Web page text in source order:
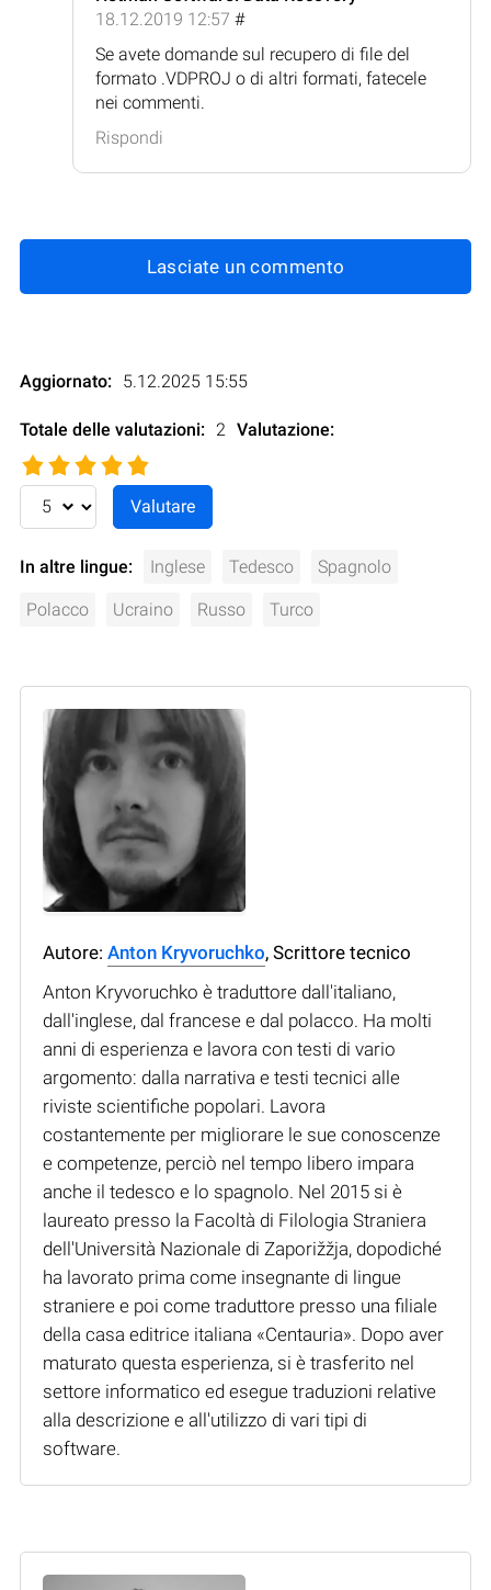
18.12.2019 12:57 #
Se avete domande sul recupero di file del
formato .VDPROJ o di altri formati, fatecele
nei commenti.
Rispondi
Lasciate un commento
Aggiornato: 5.12.2025 15:55
Totale delle valutazioni: 2 Valutazione:
In altre lingue: Inglese Tedesco Spagnolo
Polacco Ucraino Russo Turco
Autore: Anton Kryvoruchko, Scrittore tecnico
Anton Kryvoruchko è traduttore dall'italiano,
dall'inglese, dal francese e dal polacco. Ha molti
anni di esperienza e lavora con testi di vario
argomento: dalla narrativa e testi tecnici alle
riviste scientifiche popolari. Lavora
costantemente per migliorare le sue conoscenze
e competenze, perciò nel tempo libero impara
anche il tedesco e lo spagnolo. Nel 2015 si è
laureato presso la Facoltà di Filologia Straniera
dell'Università Nazionale di Zaporižžja, dopodiché
ha lavorato prima come insegnante di lingue
straniere e poi come traduttore presso una filiale
della casa editrice italiana «Centauria». Dopo aver
maturato questa esperienza, si è trasferito nel
settore informatico ed esegue traduzioni relative
alla descrizione e all'utilizzo di vari tipi di
software.